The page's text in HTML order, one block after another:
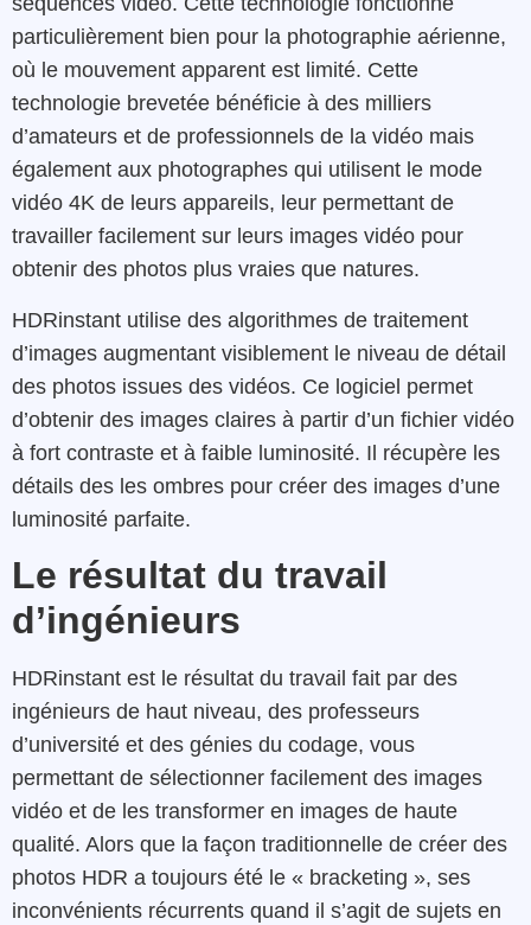
particulièrement bien pour la photographie aérienne,
où le mouvement apparent est limité. Cette
technologie brevetée bénéficie à des milliers
d’amateurs et de professionnels de la vidéo mais
également aux photographes qui utilisent le mode
vidéo 4K de leurs appareils, leur permettant de
travailler facilement sur leurs images vidéo pour
obtenir des photos plus vraies que natures.
HDRinstant utilise des algorithmes de traitement
d’images augmentant visiblement le niveau de détail
des photos issues des vidéos. Ce logiciel permet
d’obtenir des images claires à partir d’un fichier vidéo
à fort contraste et à faible luminosité. Il récupère les
détails des les ombres pour créer des images d’une
luminosité parfaite.
Le résultat du travail
d’ingénieurs
HDRinstant est le résultat du travail fait par des
ingénieurs de haut niveau, des professeurs
d’université et des génies du codage, vous
permettant de sélectionner facilement des images
vidéo et de les transformer en images de haute
qualité. Alors que la façon traditionnelle de créer des
photos HDR a toujours été le « bracketing », ses
inconvénients récurrents quand il s’agit de sujets en